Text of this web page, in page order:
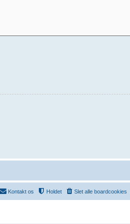
Slet alle boardcookies
Holdet
Kontakt os